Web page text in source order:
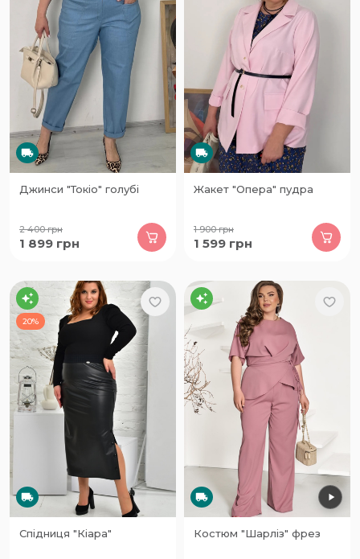
Джинси "Токіо" голубі
2 400грн
1 899 грн
Жакет "Опера" пудра
1 900грн
1 599 грн
20%
Спідниця "Кіара" Костюм "Шарліз" фрез